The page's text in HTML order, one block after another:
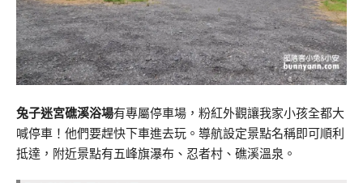
兔子迷宮礁溪浴場有專屬停車場，粉紅外觀讓我家小孩全都大
喊停車！他們要趕快下車進去玩。導航設定景點名稱即可順利
抵達，附近景點有五峰旗瀑布、忍者村、礁溪溫泉。